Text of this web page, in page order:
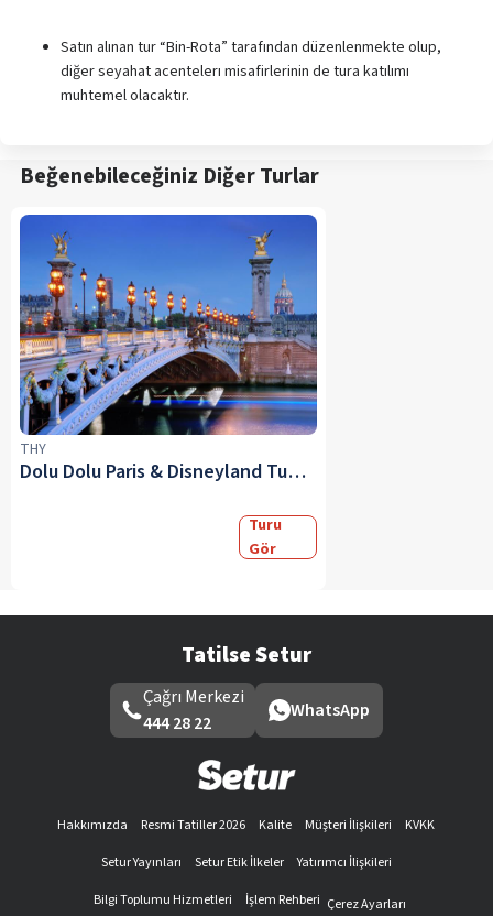
Satın alınan tur “Bin-Rota” tarafından düzenlenmekte olup,
diğer seyahat acentelerı misafirlerinin de tura katılımı
muhtemel olacaktır.
Beğenebileceğiniz Diğer Turlar
THY
Dolu Dolu Paris & Disneyland Turu Eğlence Rotası 2026
Turu
Gör
Tatilse Setur
Çağrı Merkezi
444 28 22
WhatsApp
Hakkımızda Resmi Tatiller 2026 Kalite Müşteri İlişkileri
KVKK
Setur Yayınları
Setur Etik İlkeler
Yatırımcı İlişkileri
Bilgi Toplumu Hizmetleri
İşlem Rehberi Çerez Ayarları